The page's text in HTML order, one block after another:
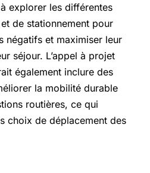
explorer les différentes
de stationnement pour
négatifs et maximiser leur
séjour. L’appel à projet
également inclure des
la mobilité durable
routières, ce qui
choix de déplacement des